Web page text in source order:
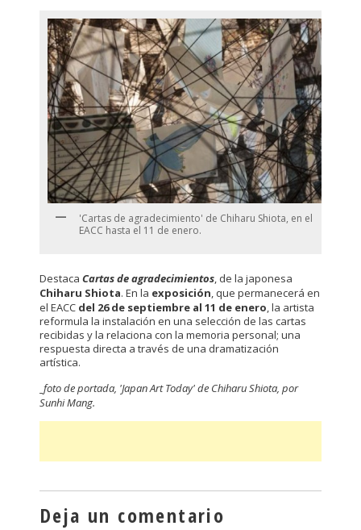
'Cartas de agradecimiento' de Chiharu Shiota, en el
EACC hasta el 11 de enero.
Destaca Cartas de agradecimientos, de la japonesa
Chiharu Shiota. En la exposición, que permanecerá en
el EACC del 26 de septiembre al 11 de enero, la artista
reformula la instalación en una selección de las cartas
recibidas y la relaciona con la memoria personal; una
respuesta directa a través de una dramatización
artística.
_foto de portada, 'Japan Art Today' de Chiharu Shiota, por
Sunhi Mang.
Deja un comentario